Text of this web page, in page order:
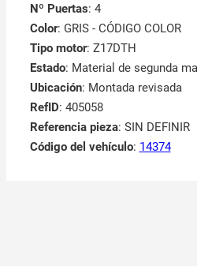
Nº Puertas: 4
Color: GRIS - CÓDIGO COLOR
Tipo motor: Z17DTH
Estado: Material de segunda
Ubicación: Montada revisada
RefID: 405058
Referencia pieza: SIN DEFINIR
Código del vehículo: 14374